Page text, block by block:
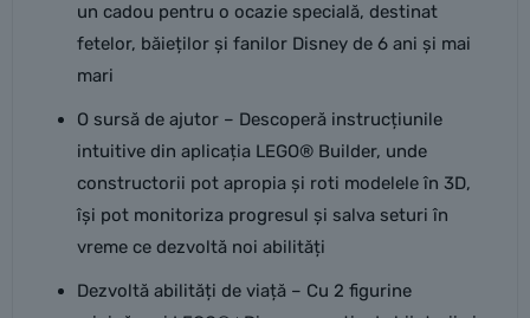
un cadou pentru o ocazie specială, destinat
fetelor, băieților și fanilor Disney de 6 ani și mai
mari
O sursă de ajutor – Descoperă instrucțiunile
intuitive din aplicația LEGO® Builder, unde
constructorii pot apropia și roti modelele în 3D,
își pot monitoriza progresul și salva seturi în
vreme ce dezvoltă noi abilități
Dezvoltă abilități de viață – Cu 2 figurine